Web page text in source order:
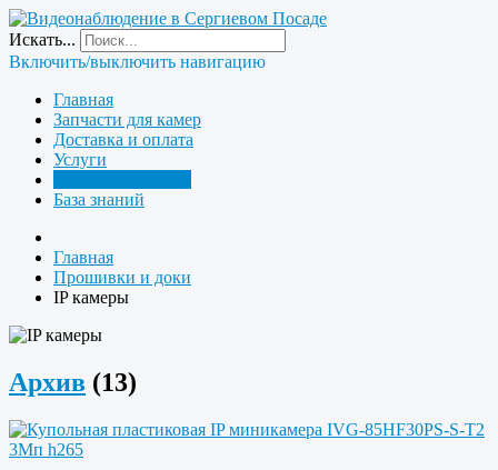
Искать...
Включить/выключить навигацию
Главная
Запчасти для камер
Доставка и оплата
Услуги
База знаний
Главная
Прошивки и доки
IP камеры
Архив (13)